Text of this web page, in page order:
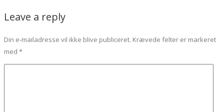
Leave a reply
Din e-mailadresse vil ikke blive publiceret. Krævede felter er markeret
med *